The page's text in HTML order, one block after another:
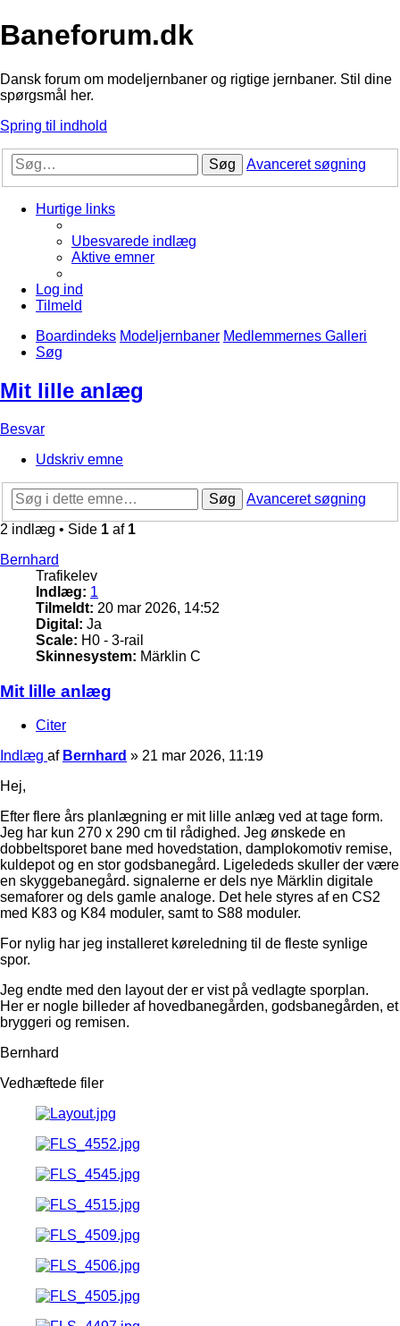
Baneforum.dk
Dansk forum om modeljernbaner og rigtige jernbaner. Stil dine
spørgsmål her.
Spring til indhold
Søg Avanceret søgning
Hurtige links
Ubesvarede indlæg
Aktive emner
Log ind
Tilmeld
Boardindeks Modeljernbaner Medlemmernes Galleri
Søg
Mit lille anlæg
Besvar
Udskriv emne
Søg
Avanceret søgning
2 indlæg • Side 1 af 1
Bernhard
Trafikelev
Indlæg: 1
Tilmeldt: 20 mar 2026, 14:52
Digital: Ja
Scale: H0 - 3-rail
Skinnesystem: Märklin C
Mit lille anlæg
Citer
Indlæg af Bernhard » 21 mar 2026, 11:19
Hej,
Efter flere års planlægning er mit lille anlæg ved at tage form.
Jeg har kun 270 x 290 cm til rådighed. Jeg ønskede en
dobbeltsporet bane med hovedstation, damplokomotiv remise,
kuldepot og en stor godsbanegård. Ligelededs skuller der være
en skyggebanegård. signalerne er dels nye Märklin digitale
semaforer og dels gamle analoge. Det hele styres af en CS2
med K83 og K84 moduler, samt to S88 moduler.
For nylig har jeg installeret køreledning til de fleste synlige
spor.
Jeg endte med den layout der er vist på vedlagte sporplan.
Her er nogle billeder af hovedbanegården, godsbanegården, et
bryggeri og remisen.
Bernhard
Vedhæftede filer